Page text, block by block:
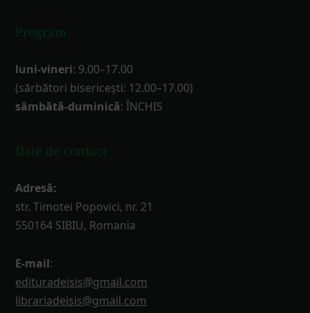
Program
luni-vineri: 9.00–17.00
(sărbători bisericești: 12.00–17.00)
sâmbătă-duminică: ÎNCHIS
Date de contact
Adresă:
str. Timotei Popovici, nr. 21
550164 SIBIU, Romania
E-mail:
edituradeisis@gmail.com
librariadeisis@gmail.com